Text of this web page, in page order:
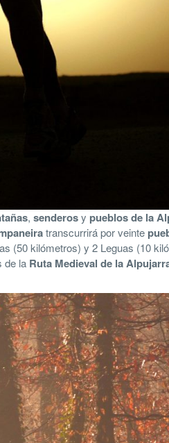
, senderosy pueblos de la
transcurrirá por veinte
(50 kilómetros) y 2 Leguas (10
de la Ruta Medieval de la